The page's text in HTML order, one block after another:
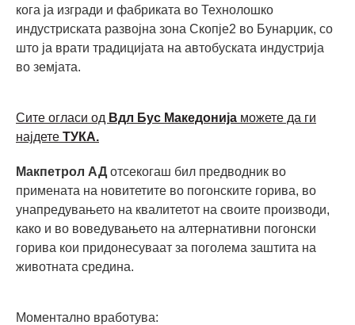
кога ја изгради и фабриката во Технолошко
индустриската развојна зона Скопје2 во Бунарџик, со
што ја врати традицијата на автобуската индустрија
во земјата.
Сите огласи од Вдл Бус Македонија можете да ги
најдете ТУКА.
Макпетрол АД отсекогаш бил предводник во
примената на новитетите во погонските горива, во
унапредувањето на квалитетот на своите производи,
како и во воведувањето на алтернативни погонски
горива кои придонесуваат за поголема заштита на
животната средина.
Моментално вработува: